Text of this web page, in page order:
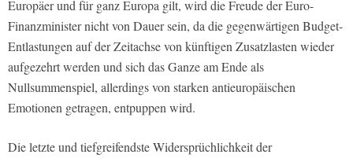
Europäer und für ganz Europa gilt, wird die Freude der Euro-
Finanzminister nicht von Dauer sein, da die gegenwärtigen Budget-
Entlastungen auf der Zeitachse von künftigen Zusatzlasten wieder
aufgezehrt werden und sich das Ganze am Ende als
Nullsummenspiel, allerdings von starken antieuropäischen
Emotionen getragen, entpuppen wird.
Die letzte und tiefgreifendste Widersprüchlichkeit der